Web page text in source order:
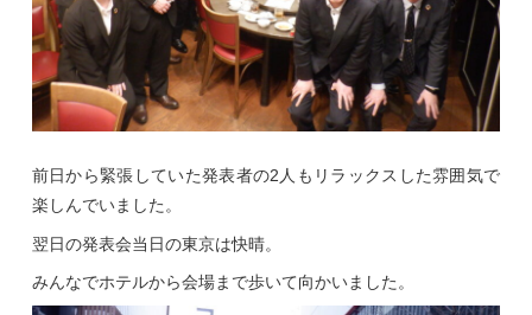
前日から緊張していた発表者の2人もリラックスした雰囲気で
楽しんでいました。
翌日の発表会当日の東京は快晴。
みんなでホテルから会場まで歩いて向かいました。